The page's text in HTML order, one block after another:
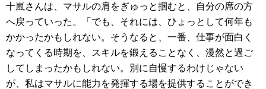
十嵐さんは、マサルの肩をぎゅっと掴むと、自分の席の方
へ戻っていった。「でも、それには、ひょっとして何年も
かかったかもしれない。そうなると、一番、仕事が面白く
なってくる時期を、スキルを鍛えることなく、漫然と過ご
してしまったかもしれない。別に自慢するわけじゃない
が、私はマサルに能力を発揮する場を提供することができ